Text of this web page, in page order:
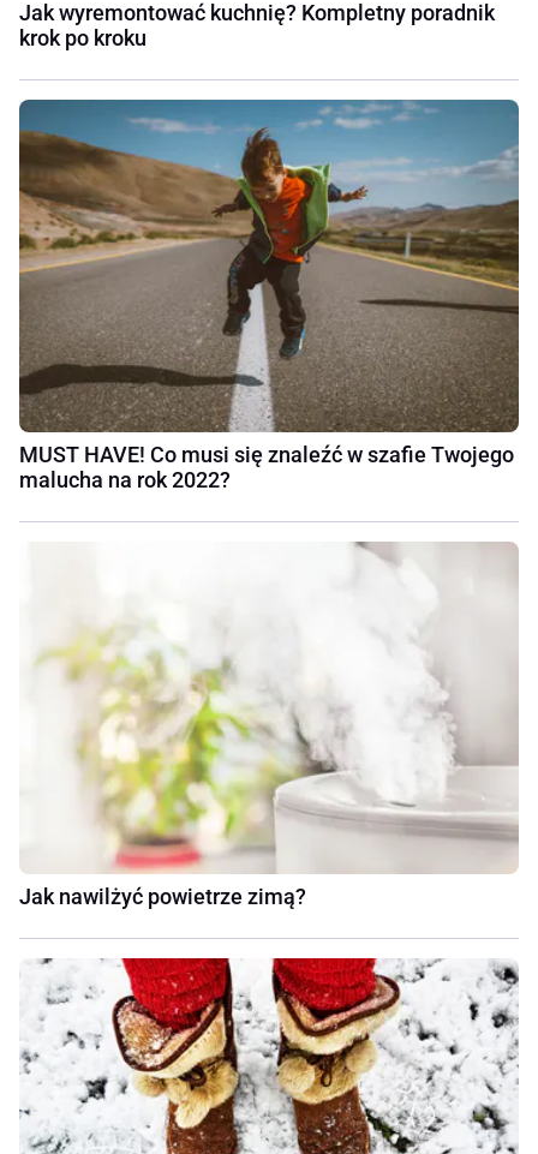
Jak wyremontować kuchnię? Kompletny poradnik
krok po kroku
MUST HAVE! Co musi się znaleźć w szafie Twojego
malucha na rok 2022?
Jak nawilżyć powietrze zimą?